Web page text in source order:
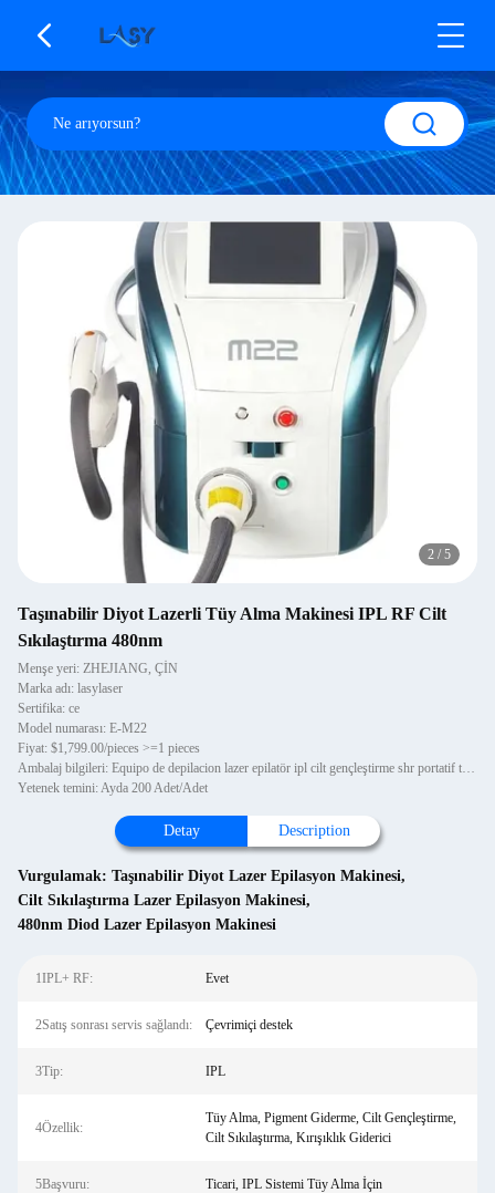
2 / 5
Taşınabilir Diyot Lazerli Tüy Alma Makinesi IPL RF Cilt
Sıkılaştırma 480nm
Menşe yeri: ZHEJIANG, ÇİN
Marka adı: lasylaser
Sertifika: ce
Model numarası: E-M22
Fiyat: $1,799.00/pieces >=1 pieces
Ambalaj bilgileri: Equipo de depilacion lazer epilatör ipl cilt gençleştirme shr portatif tüy alma arabası ile tek parç
Yetenek temini: Ayda 200 Adet/Adet
Detay Description
Vurgulamak: Taşınabilir Diyot Lazer Epilasyon Makinesi,
Cilt Sıkılaştırma Lazer Epilasyon Makinesi,
480nm Diod Lazer Epilasyon Makinesi
1IPL+ RF: Evet
2Satış sonrası servis sağlandı: Çevrimiçi destek
3Tip: IPL
4Özellik:
Tüy Alma, Pigment Giderme, Cilt Gençleştirme,
Cilt Sıkılaştırma, Kırışıklık Giderici
5Başvuru: Ticari, IPL Sistemi Tüy Alma İçin